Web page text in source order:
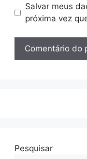
Salvar meus
próxima vez
Pesquisar